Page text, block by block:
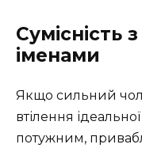
Сумісність
іменами
Якщо сильний
втілення
потужним,